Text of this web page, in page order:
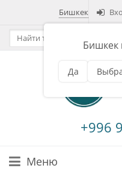
Бишкек
Бишкек
Да
+996
Меню